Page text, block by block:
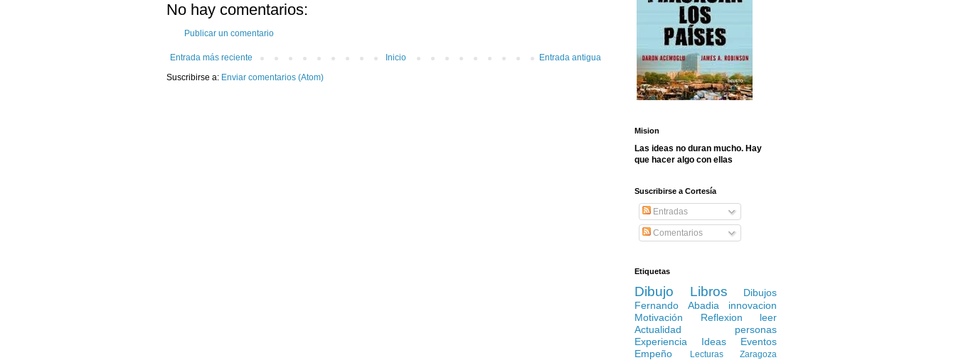
No hay comentarios:
Publicar un comentario
Entrada más reciente Entrada antigua
Inicio
Suscribirse a: Enviar comentarios (Atom)
Mision
Las ideas no duran mucho. Hay
que hacer algo con ellas
Suscribirse a Cortesía
Entradas
Comentarios
Etiquetas
Dibujo Libros
Dibujos
Fernando Abadia
innovacion
Motivación
Reflexion
leer
Actualidad
personas
Experiencia
Ideas
Eventos
Empeño
Lecturas
Zaragoza